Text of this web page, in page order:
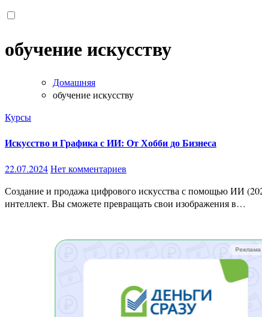
обучение искусству
Домашняя
обучение искусству
Курсы
Искусство и Графика с ИИ: От Хобби до Бизнеса
22.07.2024Нет комментариев
Создание и продажа цифрового искусства с помощью ИИ (2024) Описание курса На этом курсе вы научитесь создавать потрясающую графику и искусство, используя искусственный
интеллект. Вы сможете превращать свои изображения в…
Реклама